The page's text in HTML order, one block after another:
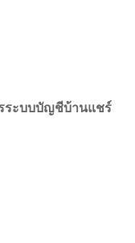
รระบบบัญชีบ้านแชร์